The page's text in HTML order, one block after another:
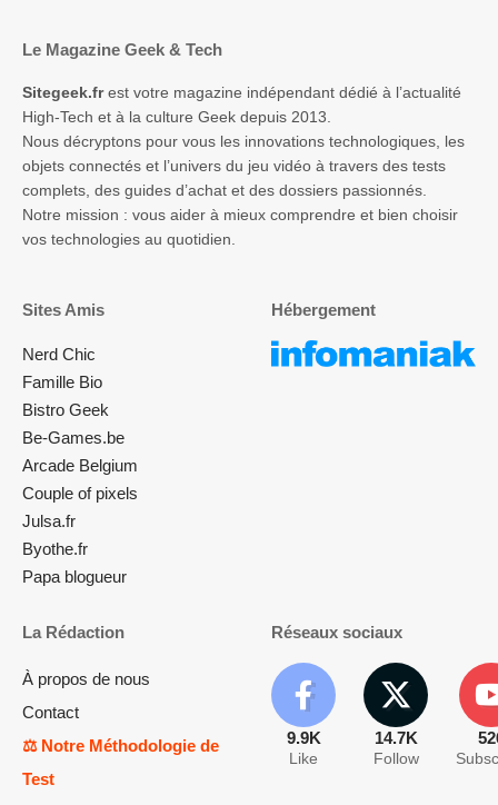
Le Magazine Geek & Tech
Sitegeek.frest votre magazine indépendant dédié à l’actualité
High-Tech et à la culture Geek depuis 2013.
Nous décryptons pour vous les innovations technologiques, les
objets connectés et l’univers du jeu vidéo à travers des tests
complets, des guides d’achat et des dossiers passionnés.
Notre mission : vous aider à mieux comprendre et bien choisir
vos technologies au quotidien.
Sites Amis
Nerd Chic
Famille Bio
Bistro Geek
Be-Games.be
Arcade Belgium
Couple of pixels
Julsa.fr
Byothe.fr
Papa blogueur
Hébergement
La Rédaction
À propos de nous
Contact
⚖️ Notre Méthodologie de
Test
Réseaux sociaux
9.9K
Like
14.7K
Follow